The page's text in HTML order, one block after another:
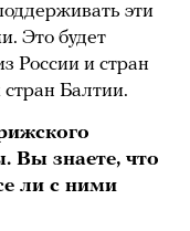
эти
Это будет
России и стран
Балтии.
Вы знаете, что
ли с ними